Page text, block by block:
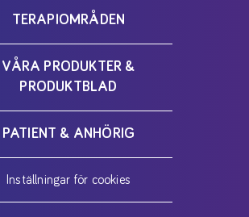
TERAPIOMRÅDEN
VÅRA PRODUKTER &
PRODUKTBLAD
PATIENT & ANHÖRIG
Inställningar för cookies